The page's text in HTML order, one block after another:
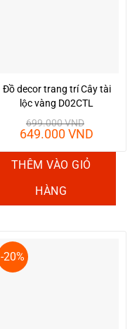
Đồ decor trang trí Cây tài
lộc vàng D02CTL
699.000VND
Giá
là:
699.000 VND.
649.000VND
THÊM VÀO GIỎ
HÀNG
-20%